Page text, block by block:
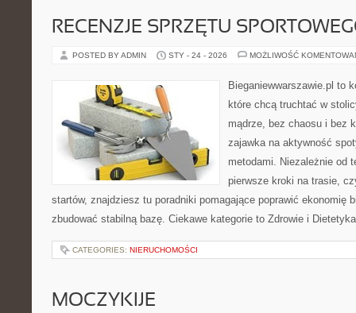
RECENZJE SPRZĘTU
POSTED BY ADMIN STY - 24 - 2026 MOŻLIWOŚĆ
Bieganiewwarszawie.pl to
które chcą truchtać w
mądrze, bez chaosu i bez
zajawka na aktywność
metodami. Niezależnie od
pierwsze kroki na trasie,
startów, znajdziesz tu poradniki pomagające poprawić ekonomię
zbudować stabilną bazę. Ciekawe kategorie to Zdrowie i
CATEGORIES: NIERUCHOMOŚCI
MOCZYKIJE